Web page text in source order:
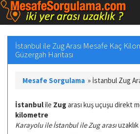
İstanbul ile Zug Arası Mesafe Kaç
Güzergah Haritası
Mesafe Sorgulama » İstanbul Zug
İstanbulile Zugarası kuş uçuşu direkt
kilometre
Karayolu ile İstanbul ile Zug arasıuzaklık